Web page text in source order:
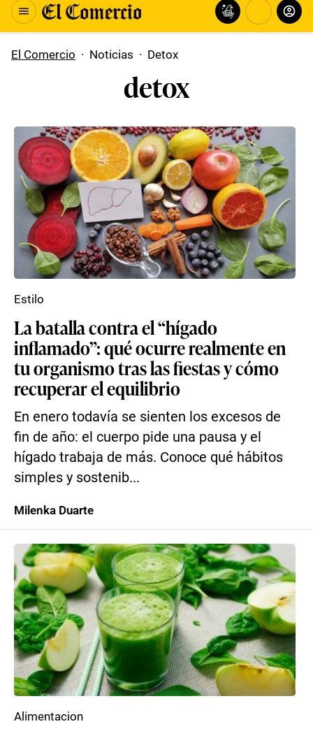
El Comercio · Noticias · Detox
detox
La batalla contra el “hígado
inflamado”: qué ocurre realmente en
tu organismo tras las fiestas y cómo
recuperar el equilibrio
En enero todavía se sienten los excesos de
fin de año: el cuerpo pide una pausa y el
hígado trabaja de más. Conoce qué hábitos
simples y sostenib...
Estilo
Milenka Duarte
Alimentacion